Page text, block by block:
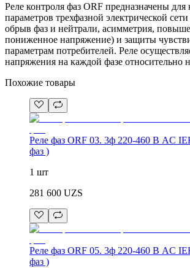
Реле контроля фаз ORF предназначены для
параметров трехфазной электрической
обрыв фаз и нейтрали, асимметрия,
пониженное напряжение) и защиты
параметрам потребителей. Реле
напряжения на каждой фазе относительно
Похожие товары
Реле фаз ORF 03. 3ф 220-460 В AC
фаз )
1 шт
281 600 UZS
Реле фаз ORF 05. 3ф 220-460 В AC
фаз )